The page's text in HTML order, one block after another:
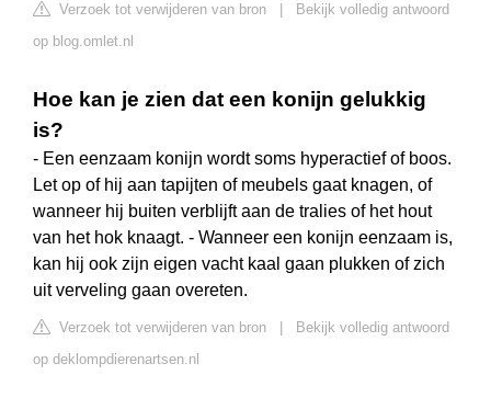
Verzoek tot verwijderen van bron
Bekijk volledig antwoord
op blog.omlet.nl
Hoe kan je zien dat een konijn gelukkig
is?
- Een eenzaam konijn wordt soms hyperactief of boos.
Let op of hij aan tapijten of meubels gaat knagen, of
wanneer hij buiten verblijft aan de tralies of het hout
van het hok knaagt. - Wanneer een konijn eenzaam is,
kan hij ook zijn eigen vacht kaal gaan plukken of zich
uit verveling gaan overeten.
Verzoek tot verwijderen van bron
Bekijk volledig antwoord
op deklompdierenartsen.nl